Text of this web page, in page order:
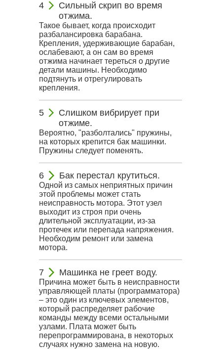
Сильный скрип во время
отжима.
Такое бывает, когда происходит
разбалансировка барабана.
Крепления, удерживающие барабан,
ослабевают, а он сам во время
отжима начинает тереться о другие
детали машины. Необходимо
подтянуть и отрегулировать
крепления.
Слишком вибрирует при
отжиме.
Вероятно, "разболтались" пружины,
на которых крепится бак машинки.
Пружины следует поменять.
Бак перестал крутиться.
Одной из самых неприятных причин
этой проблемы может стать
неисправность мотора. Этот узел
выходит из строя при очень
длительной эксплуатации, из-за
протечек или перепада напряжения.
Необходим ремонт или замена
мотора.
Машинка не греет воду.
Причина может быть в неисправности
управляющей платы (программатора)
– это один из ключевых элементов,
который распределяет рабочие
команды между всеми остальными
узлами. Плата может быть
перепрограммирована, в некоторых
случаях нужно замена на новую.